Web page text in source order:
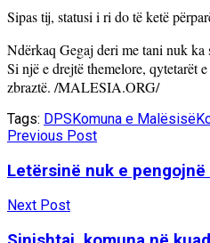
Sipas tij, statusi i ri do të ketë
Ndërkaq Gegaj deri me tani nuk ka
Si një e drejtë themelore, qytetarët
zbraztë. /MALESIA.ORG/
Tags: DPSKomuna e Malësisë
Previous Post
Letërsinë nuk e
Next Post